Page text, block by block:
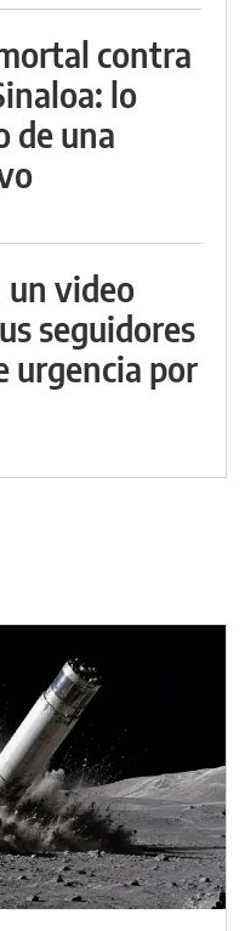
contra
lo
de una
un video
seguidores
urgencia por